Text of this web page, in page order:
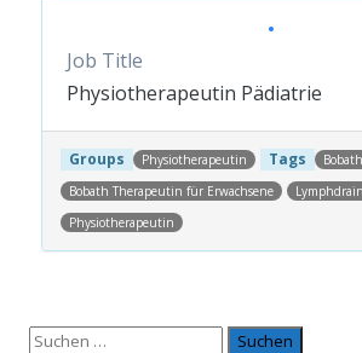
Job Title
Physiotherapeutin Pädiatrie
Groups Physiotherapeutin Tags
Bobath Therapeutin für Erwachsene
Physiotherapeutin
Post navigation
Suchen